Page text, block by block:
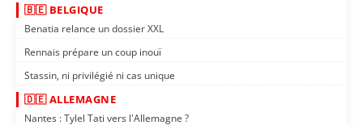
🇧🇪 BELGIQUE
Benatia relance un dossier XXL
Rennais prépare un coup inouï
Stassin, ni privilégié ni cas unique
🇩🇪 ALLEMAGNE
Nantes : Tylel Tati vers l'Allemagne ?